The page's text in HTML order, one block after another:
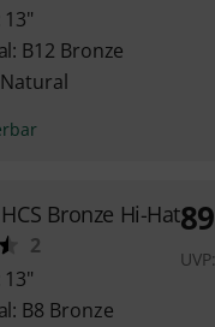
B12 Bronze
Bronze Hi-Hat
2
B8 Bronze
89